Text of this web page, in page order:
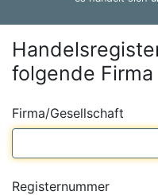
folgende
Firma/Gesellschaft
Registernummer